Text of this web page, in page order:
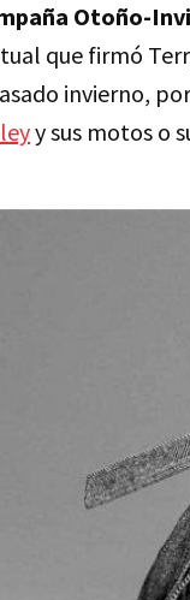
Otoño-
que firmó
invierno,
y sus motos o